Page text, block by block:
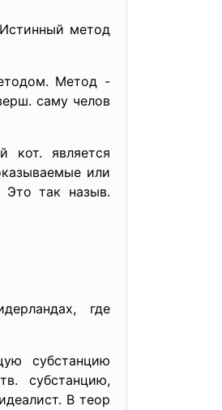
метод
Метод -
саму челов
кот. является
или
Это так назыв.
где
субстанцию
субстанцию,
В теор